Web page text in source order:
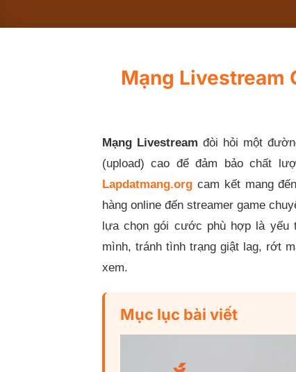
Mạng Livestream
Mạng Livestream đòi hỏi một
(upload) cao để đảm bảo chất
Lapdatmang.org cam kết mang
hàng online đến streamer game
lựa chọn gói cước phù hợp là yếu
mình, tránh tình trạng giật lag, rớt
xem.
Mục lục bài viết